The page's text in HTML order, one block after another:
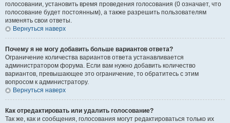
голосовании, установить время проведения голосования (0 означает, что
голосование будет постоянным), а также разрешить пользователям
изменять свои ответы.
Вернуться наверх
Почему я не могу добавить больше вариантов ответа?
Ограничение количества вариантов ответа устанавливается
администратором форума. Если вам нужно добавить количество
вариантов, превышающее это ограничение, то обратитесь с этим
вопросом к администратору.
Вернуться наверх
Как отредактировать или удалить голосование?
Так же, как и сообщения, голосования могут редактироваться только их